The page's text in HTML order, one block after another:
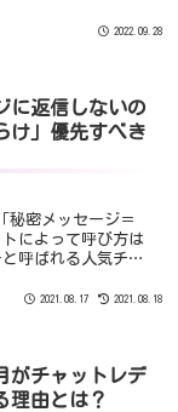
についてお話しま2022.09.28
に返信しないの
け」優先すべき
秘密メッセージ＝
によって呼び方は
いる方もいます。
2021.08.17 2021.08.18
がチャットレデ
理由とは？